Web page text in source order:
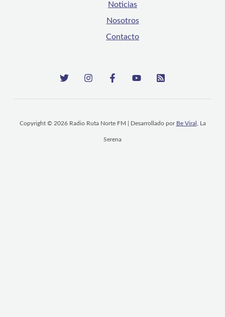
Noticias
Nosotros
Contacto
Copyright © 2026 Radio Ruta Norte FM | Desarrollado por Be Viral , La
Serena